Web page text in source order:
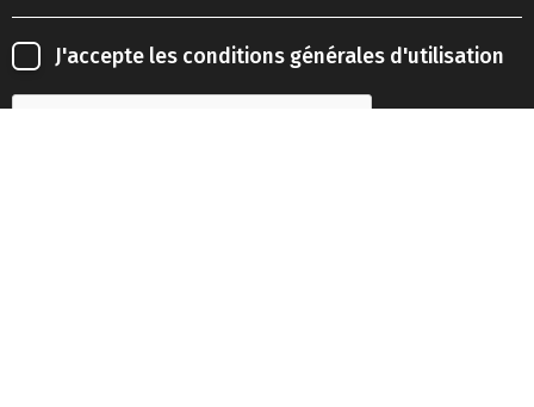
J'accepte les conditions générales d'utilisation